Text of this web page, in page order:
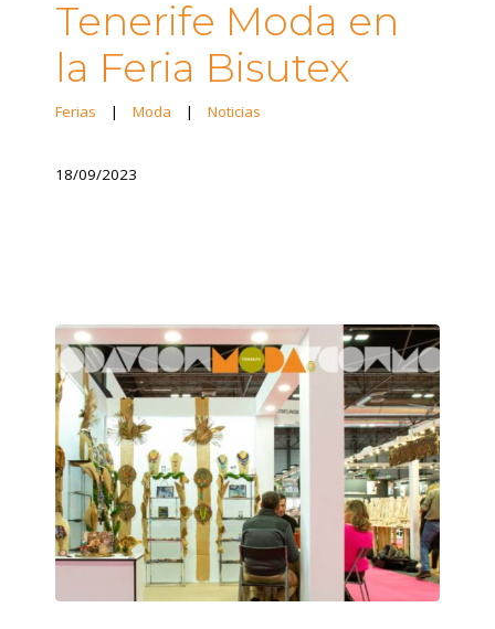
Tenerife Moda en
la Feria Bisutex
Ferias | Moda | Noticias
18/09/2023